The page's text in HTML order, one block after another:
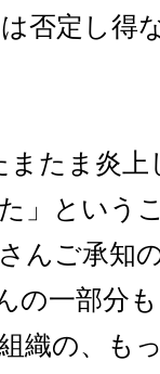
否定し得
またま炎
」という
んご承知
の一部分
織の、も